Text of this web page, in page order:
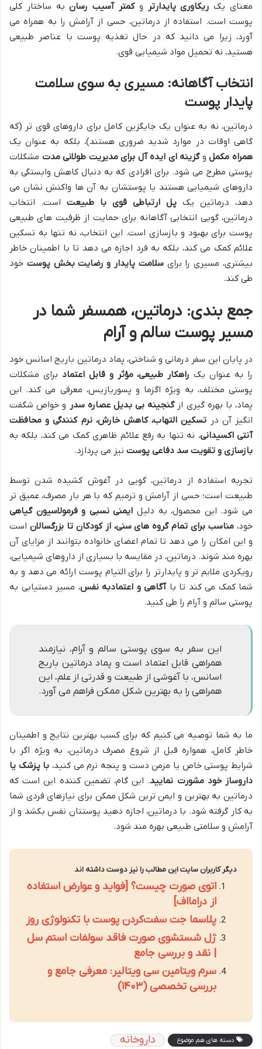
معنای یک ریکاوری پایدارتر وکمتر آسیب رسانبه ساختار کلی
پوست است. استفاده از درماتین، حسی از آرامش را به همراه می
آورد، زیرا می دانید که در حال تغذیه پوست با عناصر طبیعی
هستید، نه تحمیل مواد شیمیایی قوی.
انتخاب آگاهانه: مسیری به سوی سلامت
پایدار پوست
درماتین، نه به عنوان یک جایگزین کامل برای داروهای قوی تر (که
گاهی اوقات در موارد شدید ضروری هستند)، بلکه به عنوان یک
همراه مکملوگزینه ای ایده آل برای مدیریت طولانی مدت مشکلات
پوستی مطرح می شود. برای افرادی که به دنبال کاهش وابستگی به
داروهای شیمیایی هستند یا پوستشان به آن ها واکنش نشان می
دهد، درماتین یک پل ارتباطی قوی با طبیعت است. انتخاب
درماتین، گویی انتخابی آگاهانه برای حمایت از ظرفیت های طبیعی
پوست برای بهبود و بازسازی است. این انتخاب، نه تنها به تسکین
علائم کمک می کند، بلکه به فرد اجازه می دهد تا با اطمینان خاطر
بیشتری، مسیری را برایسلامت پایدار و رضایت بخش پوست خود
طی کند.
جمع بندی: درماتین، همسفر شما در
مسیر پوست سالم و آرام
در پایان این سفر درمانی و شناختی، پماد درماتین باریج اسانس خود
را به عنوان یک راهکار طبیعی، مؤثر و قابل اعتماد برای مشکلات
پوستی مختلف، به ویژه اگزما و پسوریازیس، معرفی می کند. این
پماد، با بهره گیری ازگنجینه بی بدیل عصاره سدر و خواص شگفت
انگیز آن در تسکین التهاب، کاهش خارش، نرم کنندگی و محافظت
آنتی اکسیدانی، نه تنها به رفع علائم ظاهری کمک می کند، بلکه به
بازسازی و تقویت سد دفاعی پوست نیز می پردازد.
تجربه استفاده از درماتین، گویی در آغوش کشیده شدن توسط
طبیعت است؛ حسی از آرامش و ترمیم که با هر بار مصرف، عمیق تر
می شود. این محصول، به دلیل ایمنی نسبی و فرمولاسیون گیاهی
خود، مناسب برای تمام گروه های سنی، از کودکان تا بزرگسالان است
و این امکان را می دهد تا تمام اعضای خانواده بتوانند از مزایای آن
بهره مند شوند. درماتین، در مقایسه با بسیاری از داروهای شیمیایی،
رویکردی ملایم تر و پایدارتر را برای التیام پوست ارائه می دهد و به
شما کمک می کند تا باآگاهی و اعتمادبه نفس، مسیر دستیابی به
پوستی سالم و آرام را طی کنید.
این سفر به سوی پوستی سالم و آرام، نیازمند
همراهی قابل اعتماد است و پماد درماتین باریج
اسانس، با آغوشی از طبیعت و قدرتی از علم، این
همراهی را به بهترین شکل ممکن فراهم می آورد.
ما به شما توصیه می کنیم که برای کسب بهترین نتایج و اطمینان
خاطر کامل، همواره قبل از شروع مصرف درماتین، به ویژه اگر با
شرایط پوستی خاص یا مزمن دست و پنجه نرم می کنید، با پزشک یا
داروساز خود مشورت نمایید. این گام، تضمین کننده این است که
درماتین به بهترین و ایمن ترین شکل ممکن برای نیازهای فردی شما
به کار گرفته شود. با درماتین، اجازه دهید پوستتان نفس بکشد و از
آرامش و سلامتی طبیعی بهره مند شود.
دیگر کاربران سایت این مطالب را نیز دوست داشته اند
اتوی صورت چیست؟ [فواید و عوارض استفاده
از درامااف]
پلاسما جت سفت‌کردن پوست با تکنولوژی روز
ژل شستشوی صورت فاقد سولفات استم سل
| نقد و بررسی جامع
سرم ویتامین سی ویتالیر: معرفی جامع و
بررسی تخصصی (۱۴۰۳)
دسته های هم موضوع داروخانه